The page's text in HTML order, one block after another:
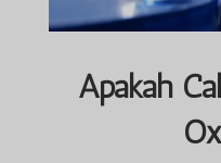
Apakah